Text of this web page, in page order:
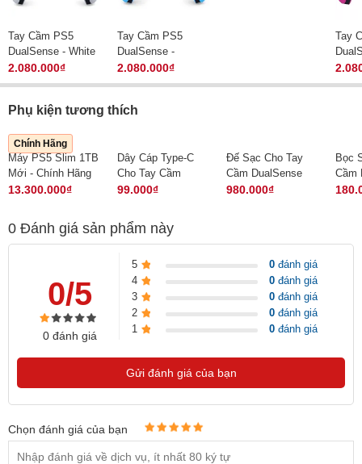
Tay Cầm PS5
DualSense - White
- Chính Hãng VN
2.080.000₫
Tay Cầm PS5
DualSense -
Starlight Blue -
Chính Hãng VN
2.080.000₫
Tay
Pink - Chính Hãng
VN
Phụ kiện tương thích
Chính Hãng
Máy PS5 Slim 1TB
Mới - Chính Hãng
13.300.000₫
Dây Cáp Type-C
Cho Tay Cầm
PS5/Xbox series
Chính Hãng
99.000₫
Đế Sạc Cho Tay
Cầm DualSense
Playstation 5
980.000₫
Bọc
Cầm
0 Đánh giá sản phẩm này
0/5
0 đánh giá
5 0 đánh giá
4
0 đánh giá
3
0 đánh giá
2
0 đánh giá
1
0 đánh giá
Gửi đánh giá của bạn
Chọn đánh giá của bạn